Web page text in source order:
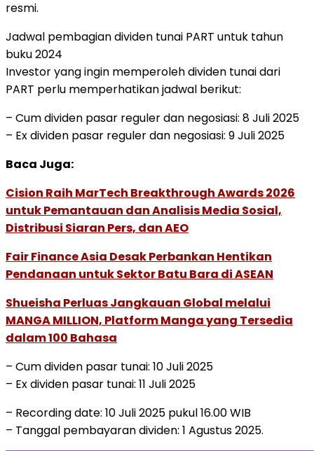
resmi.
Jadwal pembagian dividen tunai PART untuk tahun
buku 2024
Investor yang ingin memperoleh dividen tunai dari
PART perlu memperhatikan jadwal berikut:
– Cum dividen pasar reguler dan negosiasi: 8 Juli 2025
– Ex dividen pasar reguler dan negosiasi: 9 Juli 2025
Baca Juga:
Cision Raih MarTech Breakthrough Awards 2026
untuk Pemantauan dan Analisis Media Sosial,
Distribusi Siaran Pers, dan AEO
Fair Finance Asia Desak Perbankan Hentikan
Pendanaan untuk Sektor Batu Bara di ASEAN
Shueisha Perluas Jangkauan Global melalui
MANGA MILLION, Platform Manga yang Tersedia
dalam 100 Bahasa
– Cum dividen pasar tunai: 10 Juli 2025
– Ex dividen pasar tunai: 11 Juli 2025
– Recording date: 10 Juli 2025 pukul 16.00 WIB
– Tanggal pembayaran dividen: 1 Agustus 2025.